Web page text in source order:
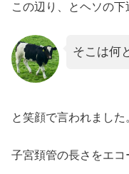
この辺り、とヘソの下
そこは何
と笑顔で言われました
子宮頚管の長さをエコ